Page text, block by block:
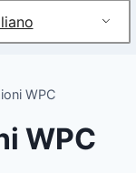
WPC
WPC